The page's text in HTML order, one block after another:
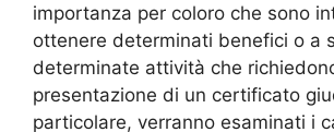
importanza per coloro che sono
ottenere determinati benefici o a
determinate attività che
presentazione di un certificato
particolare, verranno esaminati i